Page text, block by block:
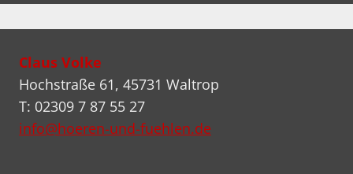
Claus Volke
Hochstraße 61, 45731 Waltrop
T: 02309 7 87 55 27
info@hoeren-und-fuehlen.de